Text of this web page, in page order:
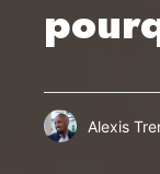
Alexis